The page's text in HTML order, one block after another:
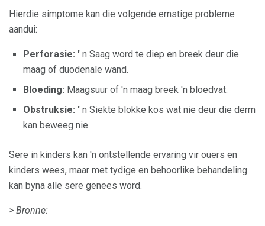
Hierdie simptome kan die volgende ernstige probleme
aandui:
Perforasie: ' n Saag word te diep en breek deur die
maag of duodenale wand.
Bloeding: Maagsuur of 'n maag breek 'n bloedvat.
Obstruksie: ' n Siekte blokke kos wat nie deur die derm
kan beweeg nie.
Sere in kinders kan 'n ontstellende ervaring vir ouers en
kinders wees, maar met tydige en behoorlike behandeling
kan byna alle sere genees word.
> Bronne: